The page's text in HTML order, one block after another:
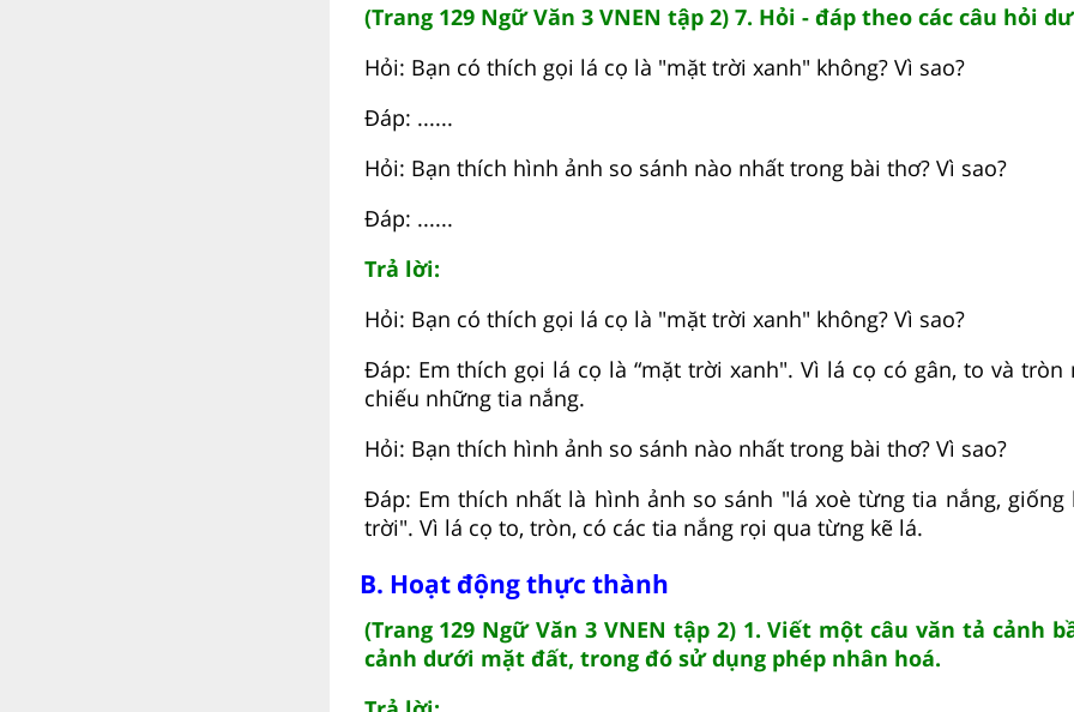
(Trang 129 Ngữ Văn 3 VNEN tập 2) 7. Hỏi - đáp theo các câu hỏi
Hỏi: Bạn có thích gọi lá cọ là "mặt trời xanh" không? Vì sao?
Đáp: ......
Hỏi: Bạn thích hình ảnh so sánh nào nhất trong bài thơ? Vì sao?
Đáp: ......
Trả lời:
Hỏi: Bạn có thích gọi lá cọ là "mặt trời xanh" không? Vì sao?
Đáp: Em thích gọi lá cọ là “mặt trời xanh". Vì lá cọ có gân, to và tròn
chiếu những tia nắng.
Hỏi: Bạn thích hình ảnh so sánh nào nhất trong bài thơ? Vì sao?
Đáp: Em thích nhất là hình ảnh so sánh "lá xoè từng tia nắng,
trời". Vì lá cọ to, tròn, có các tia nắng rọi qua từng kẽ lá.
B. Hoạt động thực thành
(Trang 129 Ngữ Văn 3 VNEN tập 2) 1. Viết một câu văn tả cảnh
cảnh dưới mặt đất, trong đó sử dụng phép nhân hoá.